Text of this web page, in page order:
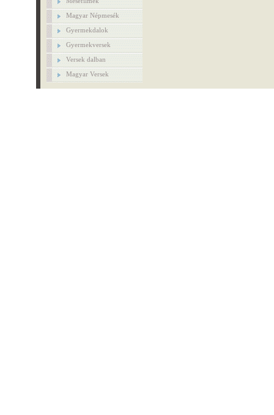
Magyar Népmesék
Gyermekdalok
Gyermekversek
Versek dalban
Magyar Versek